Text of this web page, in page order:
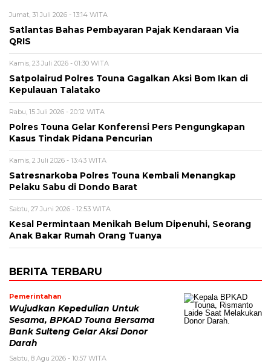
Jumat, 31 Juli 2026 - 13:14 WITA
Satlantas Bahas Pembayaran Pajak Kendaraan Via
QRIS
Kamis, 23 Juli 2026 - 01:30 WITA
Satpolairud Polres Touna Gagalkan Aksi Bom Ikan di
Kepulauan Talatako
Rabu, 15 Juli 2026 - 20:12 WITA
Polres Touna Gelar Konferensi Pers Pengungkapan
Kasus Tindak Pidana Pencurian
Kamis, 2 Juli 2026 - 13:43 WITA
Satresnarkoba Polres Touna Kembali Menangkap
Pelaku Sabu di Dondo Barat
Sabtu, 27 Juni 2026 - 12:53 WITA
Kesal Permintaan Menikah Belum Dipenuhi, Seorang
Anak Bakar Rumah Orang Tuanya
BERITA TERBARU
Pemerintahan
Wujudkan Kepedulian Untuk
Sesama, BPKAD Touna Bersama
Bank Sulteng Gelar Aksi Donor
Darah
Sabtu, 8 Agu 2026 - 10:57 WITA